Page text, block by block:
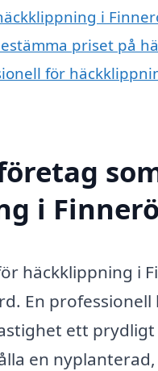
i
priset på
för
i
häckklippning i
En
ett
en